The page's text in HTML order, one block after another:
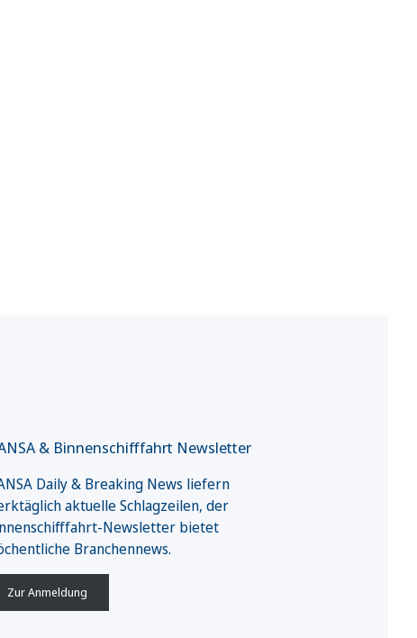
& Binnenschifffahrt Newsletter
Daily & Breaking News liefern
aktuelle Schlagzeilen, der
Newsletter bietet
Branchennews.
Zur Anmeldung